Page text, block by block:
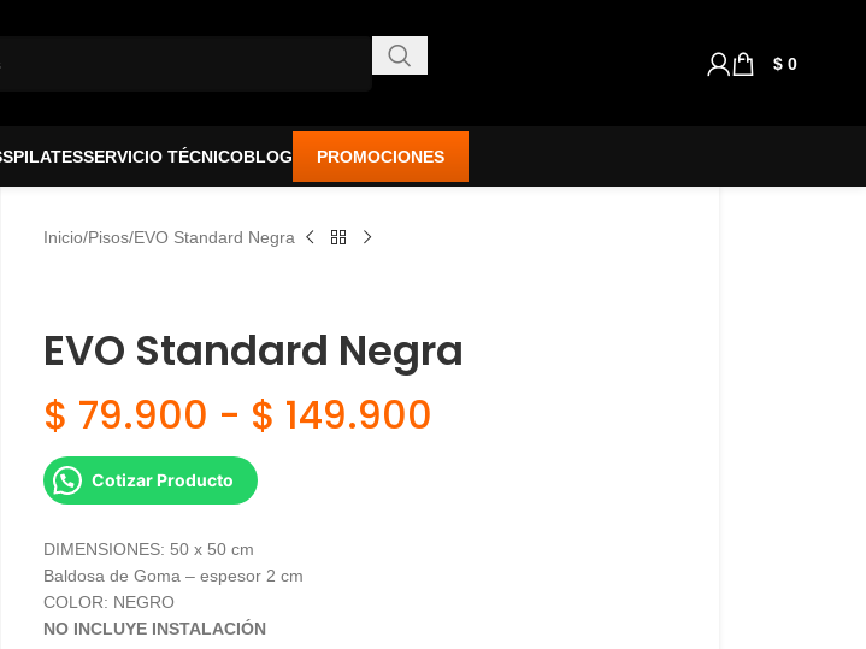
$0
PILATESSERVICIO TÉCNICOBLOG PROMOCIONES
Inicio Pisos EVO Standard Negra
EVO Standard Negra
$ 79.900 - $ 149.900
Cotizar Producto
DIMENSIONES: 50 x 50 cm
Baldosa de Goma – espesor 2 cm
COLOR: NEGRO
NO INCLUYE INSTALACIÓN